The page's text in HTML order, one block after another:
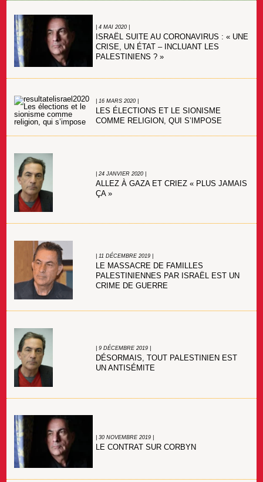
| 4 MAI 2020 |
ISRAËL SUITE AU CORONAVIRUS : « UNE
CRISE, UN ÉTAT – INCLUANT LES
PALESTINIENS ? »
| 16 MARS 2020 |
LES ÉLECTIONS ET LE SIONISME
COMME RELIGION, QUI S’IMPOSE
| 24 JANVIER 2020 |
ALLEZ À GAZA ET CRIEZ « PLUS JAMAIS
ÇA »
| 11 DÉCEMBRE 2019 |
LE MASSACRE DE FAMILLES
PALESTINIENNES PAR ISRAËL EST UN
CRIME DE GUERRE
| 9 DÉCEMBRE 2019 |
DÉSORMAIS, TOUT PALESTINIEN EST
UN ANTISÉMITE
| 30 NOVEMBRE 2019 |
LE CONTRAT SUR CORBYN